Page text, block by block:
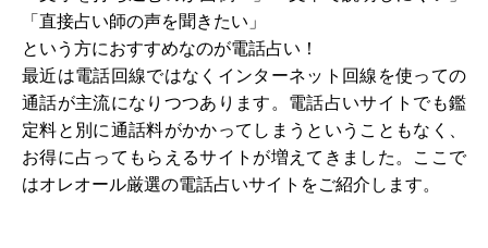
「直接占い師の声を聞きたい」
という方におすすめなのが電話占い！
最近は電話回線ではなくインターネット回線を使っての
通話が主流になりつつあります。電話占いサイトでも鑑
定料と別に通話料がかかってしまうということもなく、
お得に占ってもらえるサイトが増えてきました。ここで
はオレオール厳選の電話占いサイトをご紹介します。